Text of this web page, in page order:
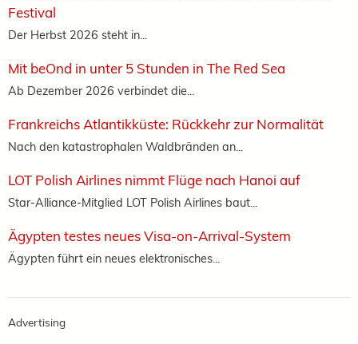
Festival
Der Herbst 2026 steht in...
Mit beOnd in unter 5 Stunden in The Red Sea
Ab Dezember 2026 verbindet die...
Frankreichs Atlantikküste: Rückkehr zur Normalität
Nach den katastrophalen Waldbränden an...
LOT Polish Airlines nimmt Flüge nach Hanoi auf
Star-Alliance-Mitglied LOT Polish Airlines baut...
Ägypten testes neues Visa-on-Arrival-System
Ägypten führt ein neues elektronisches...
Advertising